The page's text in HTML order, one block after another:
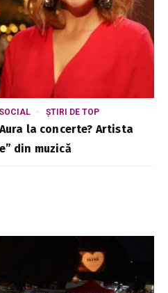
SOCIAL ȘTIRI DE TOP
la concerte? Artista
din muzică